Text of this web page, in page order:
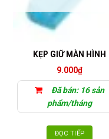
KẸP GIỮ MÀN HÌNH
9.000₫
Đã bán: 16 sản
phẩm/tháng
ĐỌC TIẾP